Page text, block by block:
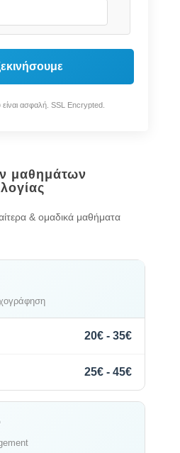
είναι ασφαλή. SSL Encrypted.
μαθημάτων
& ομαδικά μαθήματα
20€ - 35€
25€ - 45€